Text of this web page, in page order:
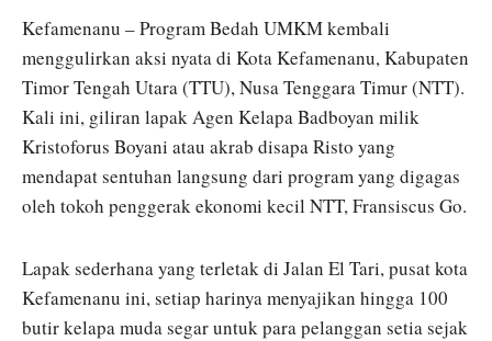
Kefamenanu – Program Bedah UMKM kembali
menggulirkan aksi nyata di Kota Kefamenanu, Kabupaten
Timor Tengah Utara (TTU), Nusa Tenggara Timur (NTT).
Kali ini, giliran lapak Agen Kelapa Badboyan milik
Kristoforus Boyani atau akrab disapa Risto yang
mendapat sentuhan langsung dari program yang digagas
oleh tokoh penggerak ekonomi kecil NTT, Fransiscus Go.
Lapak sederhana yang terletak di Jalan El Tari, pusat kota
Kefamenanu ini, setiap harinya menyajikan hingga 100
butir kelapa muda segar untuk para pelanggan setia sejak